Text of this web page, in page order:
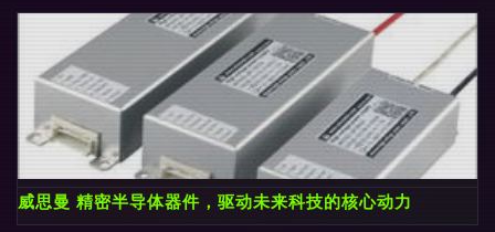
威思曼 精密半导体器件，驱动未来科技的核心动力